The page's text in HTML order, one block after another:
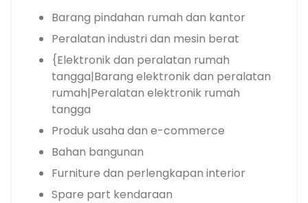
Barang pindahan rumah dan kantor
Peralatan industri dan mesin berat
{Elektronik dan peralatan rumah
tangga|Barang elektronik dan peralatan
rumah|Peralatan elektronik rumah
tangga
Produk usaha dan e-commerce
Bahan bangunan
Furniture dan perlengkapan interior
Spare part kendaraan